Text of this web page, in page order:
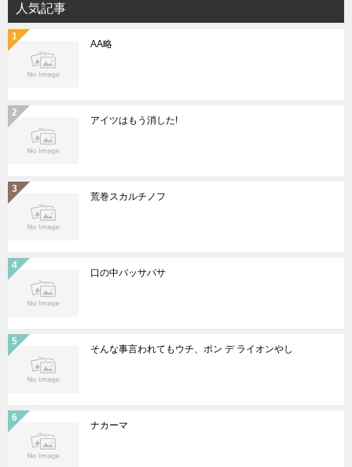
人気記事
AA略
アイツはもう消した!
荒巻スカルチノフ
口の中パッサパサ
そんな事言われてもウチ、ポン デ ライオンやし
ナカーマ